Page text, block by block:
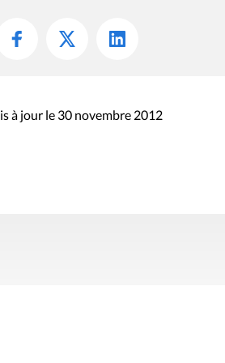
à jour le 30 novembre 2012